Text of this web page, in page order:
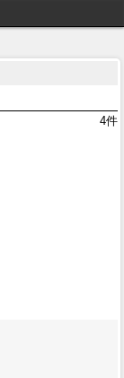
4件